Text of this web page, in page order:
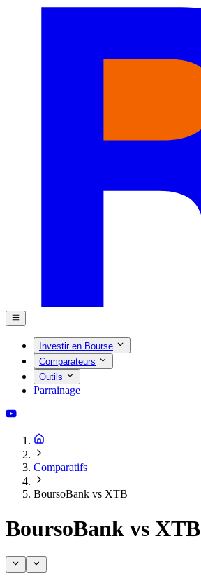
Investir en Bourse
Comparateurs
Outils
Parrainage
Comparatifs
BoursoBank vs XTB
BoursoBank vs XTB